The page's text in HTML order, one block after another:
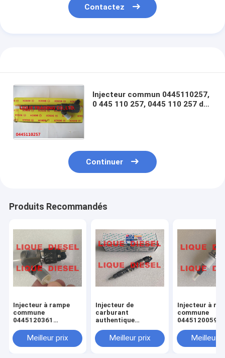
Contactez
Injecteur commun 0445110257,
0 445 110 257, 0445 110 257 de
Continuer
Produits Recommandés
Injecteur à rampe
commune
0445120361
120 361 5801479314
Meilleur prix
Injecteur de
carburant
authentique
0445120290 0 445
120 290 L4700-
Meilleur prix
Injecteur à
commune
0445120059
120 059 0 445
231 pour
Meilleur